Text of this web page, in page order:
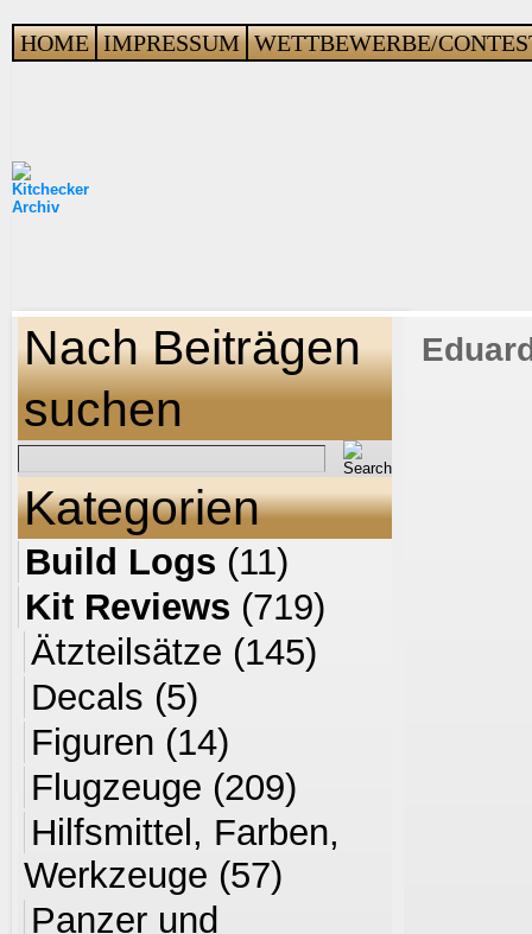
HOME IMPRESSUM WETTBEWERBE/
Nach Beiträgen
suchen
Kategorien
Build Logs (11)
Kit Reviews (719)
Ätzteilsätze (145)
Decals (5)
Figuren (14)
Flugzeuge (209)
Hilfsmittel, Farben,
Werkzeuge (57)
Panzer und